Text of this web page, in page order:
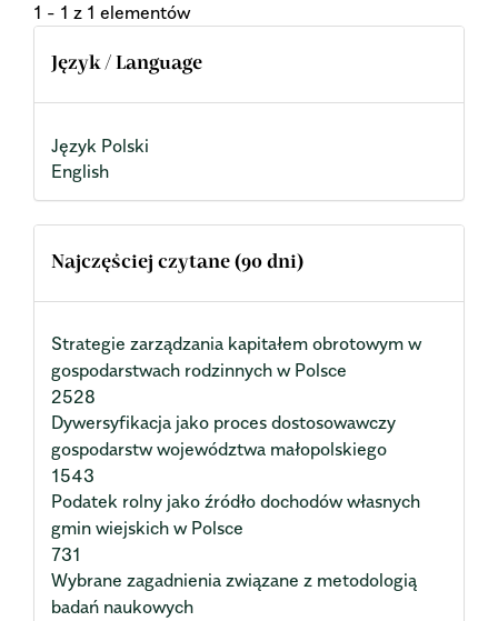
1 - 1 z 1 elementów
Język / Language
Język Polski
English
Najczęściej czytane (90 dni)
Strategie zarządzania kapitałem obrotowym w
gospodarstwach rodzinnych w Polsce
2528
Dywersyfikacja jako proces dostosowawczy
gospodarstw województwa małopolskiego
1543
Podatek rolny jako źródło dochodów własnych
gmin wiejskich w Polsce
731
Wybrane zagadnienia związane z metodologią
badań naukowych